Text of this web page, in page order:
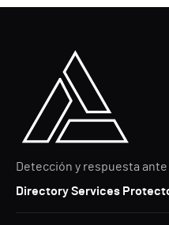
Detección y respuesta ante
Directory Services